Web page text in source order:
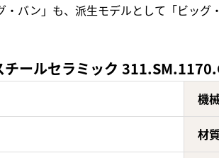
バン」も、派生モデルとして「ビッグ
ールセラミック
機
材